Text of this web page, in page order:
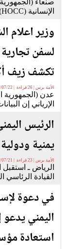
صنعاء
الإنسانية (HOCC) في الجمهورية اليمنية بصنعاء إش
تكشف زيف
الأمة برس | 26 قراءة | 2026/07/22 22:21 PM
عدن (الجمهورية
الإرياني إن
الرئيس
يمنية
الأمة برس | 23 قراءة | 2026/07/21 21:55 PM
الرياض ـ
القيادة الرئاسي
في دعوة
اليمني
استعادة